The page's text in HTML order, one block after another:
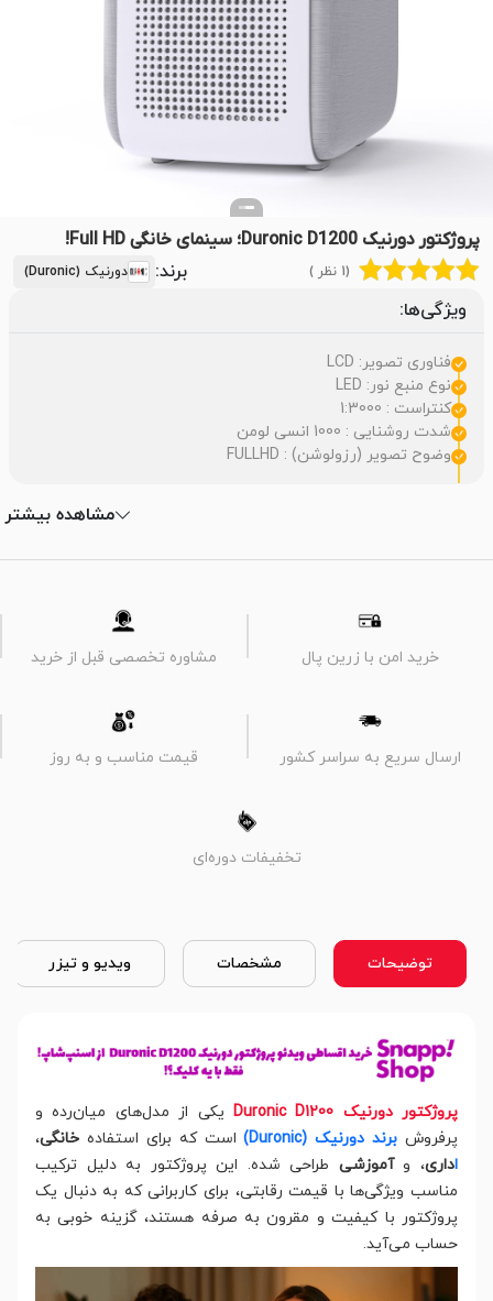
پروژکتور دورنیک Duronic D1200؛ سینمای خانگی Full HD!
(1 نظر ) برند: دورنیک (Duronic)
ویژگی‌ها:
فناوری تصویر: LCD
نوع منبع نور: LED
کنتراست : 1:3000
شدت روشنایی : 1000 انسی لومن
وضوح تصویر (رزولوشن) : FULLHD
مشاهده بیشتر
خرید امن با زرین پال مشاوره تخصصی قبل از خرید
ارسال سریع به سراسر کشور قیمت مناسب و به روز
تخفیفات دوره‌ای
توضیحات مشخصات ویدیو و تیزر
پروژکتور دورنیک Duronic D1200
یکی از مدل‌های میان‌رده و
پرفروش برند دورنیک (Duronic) است که برای استفاده خانگی،
اداری، وآموزشی طراحی شده. این پروژکتور به دلیل ترکیب
مناسب ویژگی‌ها با قیمت رقابتی، برای کاربرانی که به دنبال یک
پروژکتور با کیفیت و مقرون به صرفه هستند، گزینه خوبی به
حساب می‌آید.